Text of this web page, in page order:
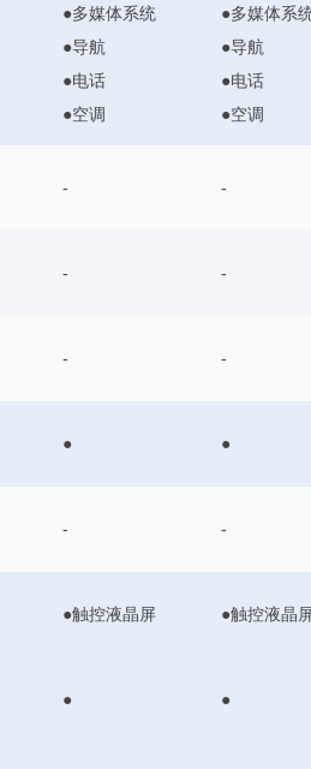
●多媒体系统
●导航
●电话
●空调
●多媒体系
●导航
●电话
●空调
- -
- -
- -
● ●
- -
●触控液晶屏 ●触控液晶
● ●